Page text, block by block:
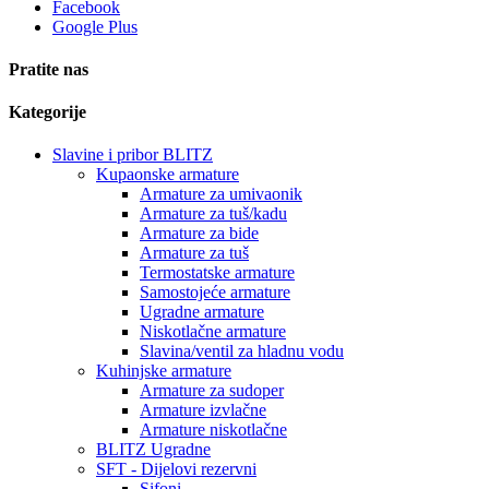
Facebook
Google Plus
Pratite nas
Kategorije
Slavine i pribor BLITZ
Kupaonske armature
Armature za umivaonik
Armature za tuš/kadu
Armature za bide
Armature za tuš
Termostatske armature
Samostojeće armature
Ugradne armature
Niskotlačne armature
Slavina/ventil za hladnu vodu
Kuhinjske armature
Armature za sudoper
Armature izvlačne
Armature niskotlačne
BLITZ Ugradne
SFT - Dijelovi rezervni